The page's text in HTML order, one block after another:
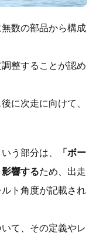
数の部品から構成
整することが認め
に次走に向けて、
う部分は、
「ボー
響するため、出走
ト角度が記載され
て、その定義やレ